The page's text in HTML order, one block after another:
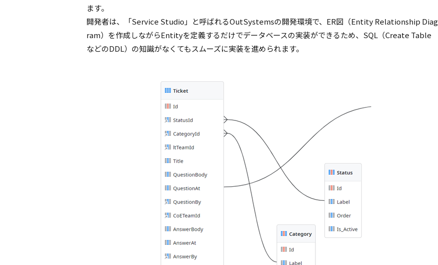
ます。
開発者は、「Service Studio」と呼ばれるOutSystemsの開発環境で、ER図（Entity Relationship Diag
ram）を作成しながらEntityを定義するだけでデータベースの実装ができるため、SQL（Create Table
などのDDL）の知識がなくてもスムーズに実装を進められます。